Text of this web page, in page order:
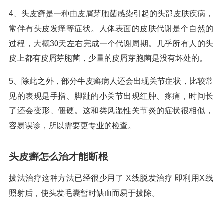
4、头皮癣是一种由皮屑芽胞菌感染引起的头部皮肤疾病，
常伴有头皮发痒等症状。人体表面的皮肤代谢是个自然的
过程，大概30天左右完成一个代谢周期。几乎所有人的头
皮上都有皮屑芽胞菌，少量的皮屑芽胞菌是没有坏处的。
5、除此之外，部分牛皮癣病人还会出现关节症状，比较常
见的表现是手指、脚趾的小关节出现红肿、疼痛，时间长
了还会变形、僵硬。这和类风湿性关节炎的症状很相似，
容易误诊，所以需要更专业的检查。
头皮癣怎么治才能断根
拔法治疗这种方法已经很少用了 X线脱发治疗 即利用X线
照射后，使头发毛囊暂时缺血而易于拔除。